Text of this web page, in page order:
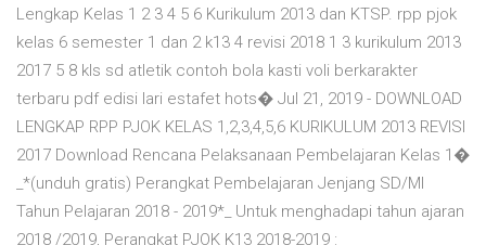
Lengkap Kelas 1 2 3 4 5 6 Kurikulum 2013 dan KTSP. rpp pjok
kelas 6 semester 1 dan 2 k13 4 revisi 2018 1 3 kurikulum 2013
2017 5 8 kls sd atletik contoh bola kasti voli berkarakter
terbaru pdf edisi lari estafet hots� Jul 21, 2019 - DOWNLOAD
LENGKAP RPP PJOK KELAS 1,2,3,4,5,6 KURIKULUM 2013 REVISI
2017 Download Rencana Pelaksanaan Pembelajaran Kelas 1�
_*(unduh gratis) Perangkat Pembelajaran Jenjang SD/MI
Tahun Pelajaran 2018 - 2019*_ Untuk menghadapi tahun ajaran
2018 /2019, Perangkat PJOK K13 2018-2019 :